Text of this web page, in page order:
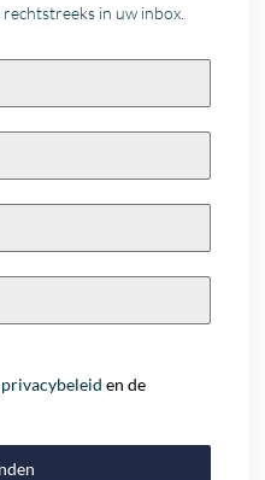
in uw inbox.
privacybeleid en de